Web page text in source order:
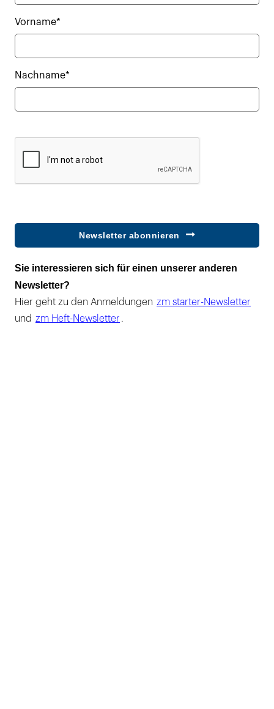
Vorname*
Nachname*
Newsletter abonnieren
Sie interessieren sich für einen unserer anderen
Newsletter?
Hier geht zu den Anmeldungen zm starter-Newsletter
und zm Heft-Newsletter .